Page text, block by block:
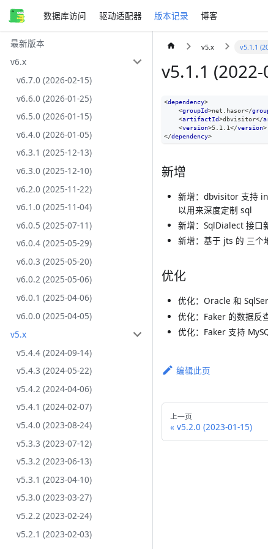
数据库访问 驱动适配器 版本记录 博客
最新版本
v6.x
v6.7.0 (2026-02-15)
v6.6.0 (2026-01-25)
v6.5.0 (2026-01-15)
v6.4.0 (2026-01-05)
v6.3.1 (2025-12-13)
v6.3.0 (2025-12-10)
v6.2.0 (2025-11-22)
v6.1.0 (2025-11-04)
v6.0.5 (2025-07-11)
v6.0.4 (2025-05-29)
v6.0.3 (2025-05-20)
v6.0.2 (2025-05-06)
v6.0.1 (2025-04-06)
v6.0.0 (2025-04-05)
v5.x
v5.4.4 (2024-09-14)
v5.4.3 (2024-05-22)
v5.4.2 (2024-04-06)
v5.4.1 (2024-02-07)
v5.4.0 (2023-08-24)
v5.3.3 (2023-07-12)
v5.3.2 (2023-06-13)
v5.3.1 (2023-04-10)
v5.3.0 (2023-03-27)
v5.2.2 (2023-02-24)
v5.2.1 (2023-02-03)
v5.x v5.1.1
v5.1.1
<dependency>
<groupId>net.hasor</
<artifactId>dbvisitor</
<version>5.1.1</version>
</dependency>
新增
新增：dbvisitor 支持
以用来深度定制 sql
新增：SqlDialect 接口
新增：基于 jts 的 三个
优化
优化：Oracle 和
优化：Faker 的数据反
优化：Faker 支持
编辑此页
上一页
v5.2.0 (2023-01-15)